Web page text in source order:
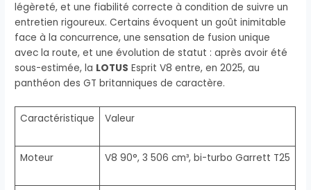
légèreté, et une fiabilité correcte à condition de suivre un
entretien rigoureux. Certains évoquent un goût inimitable
face à la concurrence, une sensation de fusion unique
avec la route, et une évolution de statut : après avoir été
sous-estimée, la LOTUS Esprit V8 entre, en 2025, au
panthéon des GT britanniques de caractère.
Caractéristique Valeur
Moteur V8 90°, 3 506 cm³, bi-turbo Garrett T25